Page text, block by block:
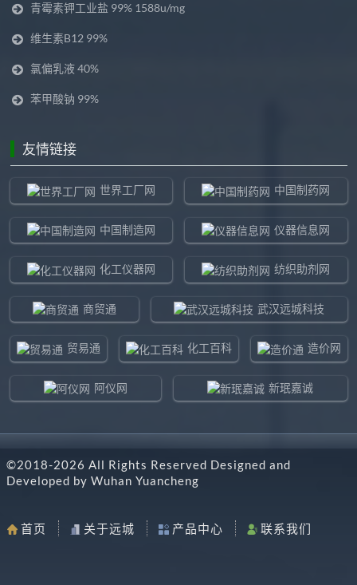
青霉素钾工业盐 99% 1588u/mg
维生素B12 99%
氯偏乳液 40%
苯甲酸钠 99%
友情链接
世界工厂网 中国制药网
中国制造网 仪器信息网
化工仪器网 纺织助剂网
商贸通 武汉远城科技
贸易通 化工百科 造价网
阿仪网 新珉嘉诚
东北制造网 药智通
©2018-2026 All Rights Reserved Designed and
Developed by Wuhan Yuancheng
首页 关于远城 产品中心 联系我们